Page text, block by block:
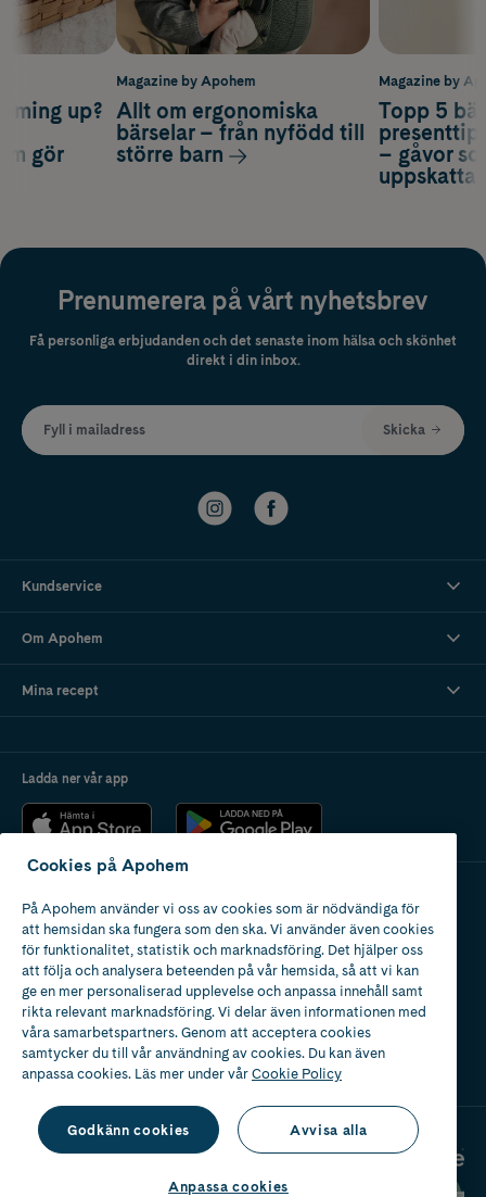
Magazine by
Topp 5
– gåvor
up?
gör
Magazine by Apohem
Allt om ergonomiska
bärselar – från nyfödd till
större barn
Prenumerera på vårt nyhetsbrev
Få personliga erbjudanden och det senaste inom hälsa och skönhet
direkt i din inbox.
Fyll i mailadress Skicka
Kundservice
Om Apohem
Mina recept
Ladda ner vår app
Apotek med tillstånd
av Läkemedelsverket
2024
Cookies på Apohem
På Apohem använder vi oss av cookies som är nödvändiga för
att hemsidan ska fungera som den ska. Vi använder även cookies
för funktionalitet, statistik och marknadsföring. Det hjälper oss
att följa och analysera beteenden på vår hemsida, så att vi kan
ge en mer personaliserad upplevelse och anpassa innehåll samt
rikta relevant marknadsföring. Vi delar även informationen med
våra samarbetspartners. Genom att acceptera cookies
samtycker du till vår användning av cookies. Du kan även
anpassa cookies. Läs mer under vårCookie Policy
Godkänn cookies Avvisa alla
Anpassa cookies